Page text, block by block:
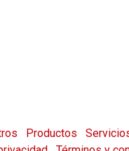
Productos